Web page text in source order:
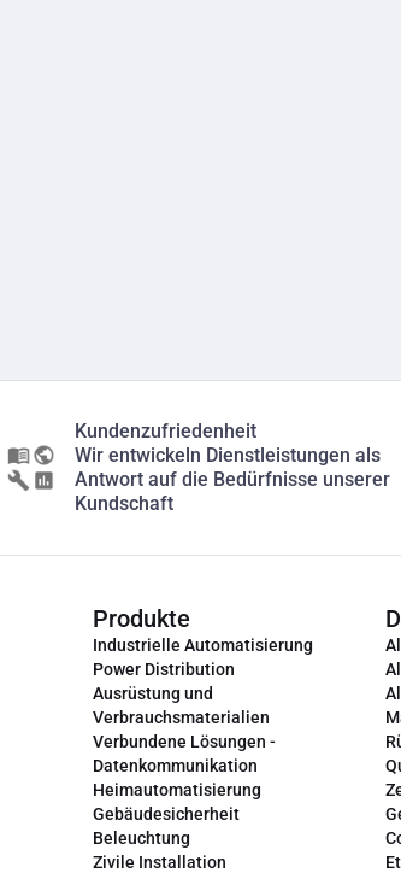
Kundenzufriedenheit
Wir entwickeln Dienstleistungen als
Antwort auf die Bedürfnisse unserer
Kundschaft
Produkte
Industrielle Automatisierung
Power Distribution
Ausrüstung und
Verbrauchsmaterialien
Verbundene Lösungen -
Datenkommunikation
Heimautomatisierung
Gebäudesicherheit
Beleuchtung
Zivile Installation